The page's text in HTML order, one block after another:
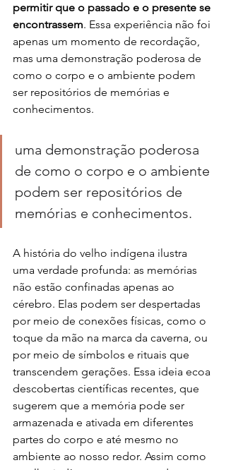
permitir que o passado e o presente se
encontrassem. Essa experiência não foi
apenas um momento de recordação,
mas uma demonstração poderosa de
como o corpo e o ambiente podem
ser repositórios de memórias e
conhecimentos.
uma demonstração poderosa
de como o corpo e o ambiente
podem ser repositórios de
memórias e conhecimentos.
A história do velho indígena ilustra
uma verdade profunda: as memórias
não estão confinadas apenas ao
cérebro. Elas podem ser despertadas
por meio de conexões físicas, como o
toque da mão na marca da caverna, ou
por meio de símbolos e rituais que
transcendem gerações. Essa ideia ecoa
descobertas científicas recentes, que
sugerem que a memória pode ser
armazenada e ativada em diferentes
partes do corpo e até mesmo no
ambiente ao nosso redor. Assim como